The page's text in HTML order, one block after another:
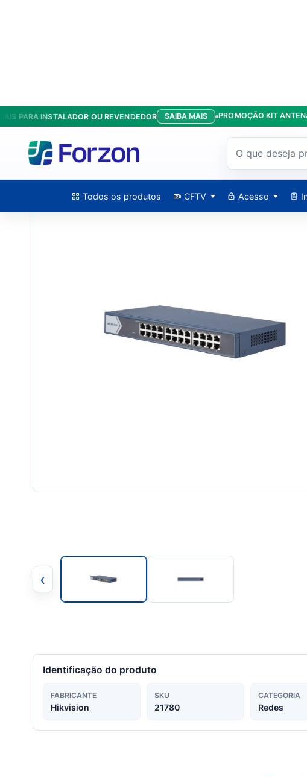
INSTALADOR OU REVENDEDOR SAIBA MAIS PROMOÇÃO KIT ANTENA TAG
Todos os produtos CFTV Acesso
Início /Produtos/Redes/Switch 24 Portas Gigabit - DS-3E0524-E(B) -
‹
Identificação do produto
FABRICANTE
Hikvision
SKU
21780
CATEGORIA
Redes